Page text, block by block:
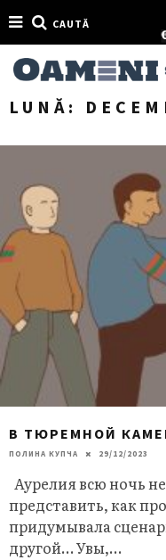
CAUTĂ
LUNĂ:
В ТЮРЕМНОЙ
ПОЛИНА КУПЧА 29/12/2023
Аурелия всю ночь
представить, как
придумывала
другой… Увы,...